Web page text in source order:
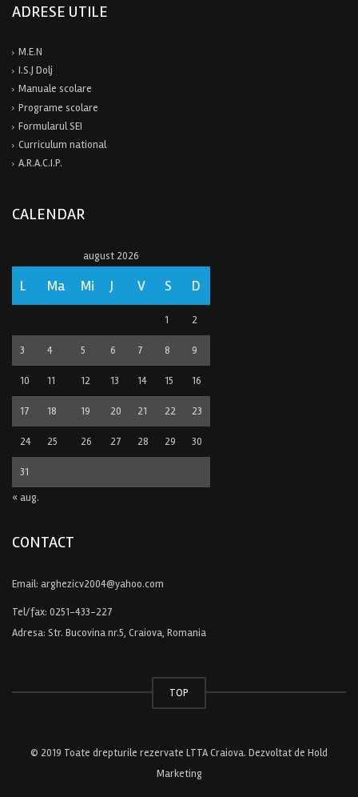
ADRESE UTILE
M.E.N
I.S.J Dolj
Manuale scolare
Programe scolare
Formularul SEI
Curriculum national
A.R.A.C.I.P.
CALENDAR
august 2026
L Ma Mi J V S D
1 2
3 4 5 6 7 8 9
10 11 12 13 14 15 16
17 18 19 20 21 22 23
24 25 26 27 28 29 30
31
« aug.
CONTACT
Email: arghezicv2004@yahoo.com
Tel/fax: 0251-433-227
Adresa: Str. Bucovina nr.5, Craiova, Romania
TOP
© 2019 Toate drepturile rezervate LTTA Craiova. Dezvoltat de Hold
Marketing